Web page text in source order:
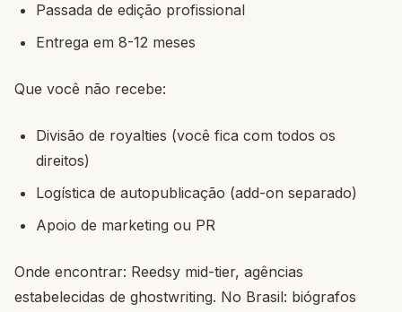
Passada de edição profissional
Entrega em 8-12 meses
Que você não recebe:
Divisão de royalties (você fica com todos os
direitos)
Logística de autopublicação (add-on separado)
Apoio de marketing ou PR
Onde encontrar: Reedsy mid-tier, agências
estabelecidas de ghostwriting. No Brasil: biógrafos